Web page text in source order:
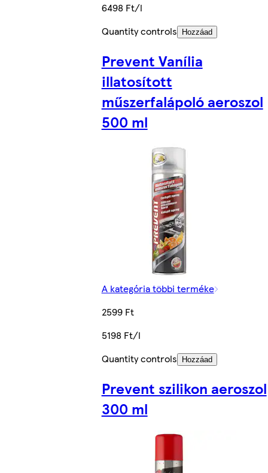
6498 Ft/l
Quantity controls
Hozzáad
Prevent Vanília
illatosított
műszerfalápoló aeroszol
500 ml
A kategória többi terméke
2599 Ft
5198 Ft/l
Quantity controls
Hozzáad
Prevent szilikon aeroszol
300 ml